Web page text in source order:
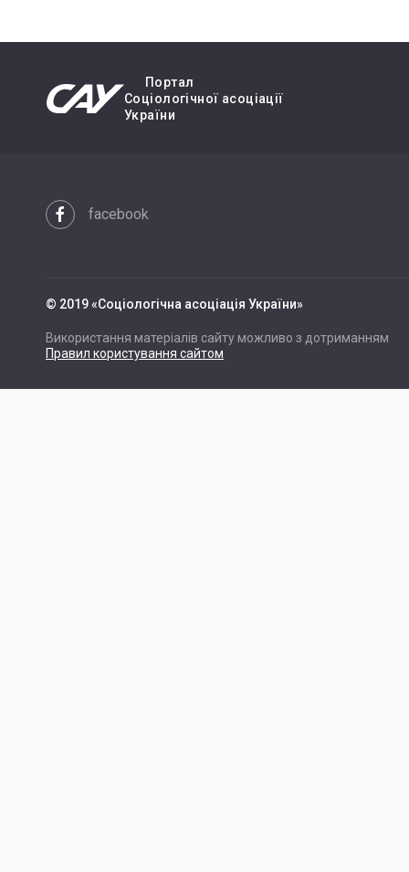
Портал
Cоціологічної асоціації
України
facebook
© 2019 «Cоціологічна асоціація України»
Використання матеріалів сайту можливо з дотриманням
Правил користування сайтом